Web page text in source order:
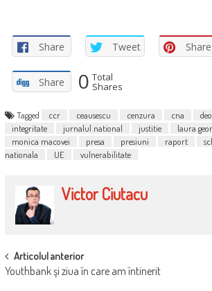
Share Tweet Share
Share 0 Total
Shares
Tagged ccr ceausescu cenzura cna
integritate
jurnalul national justitie laura
monica macovei
presa presiuni raport
nationala
UE vulnerabilitate
Victor Ciutacu
POST
NAVIGATION
Articolul anterior
Youthbank şi ziua în care am întinerit